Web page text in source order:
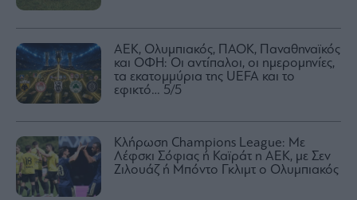
ΑΕΚ, Ολυμπιακός, ΠΑΟΚ, Παναθηναϊκός
και ΟΦΗ: Οι αντίπαλοι, οι ημερομηνίες,
τα εκατομμύρια της UEFA και το
εφικτό… 5/5
Κλήρωση Champions League: Με
Λέφσκι Σόφιας ή Καϊράτ η ΑΕΚ, με Σεν
Ζιλουάζ ή Μπόντο Γκλιμτ ο Ολυμπιακός